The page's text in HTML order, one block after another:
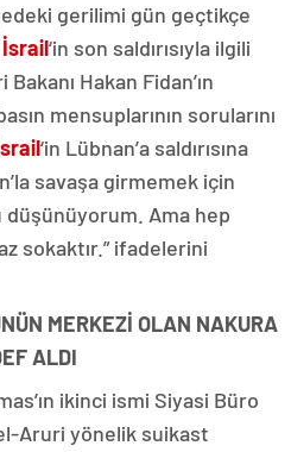
gerilimi gün geçtikçe
İsrail‘in son saldırısıyla ilgili
Hakan Fidan’ın
mensuplarının sorularını
‘in Lübnan’a saldırısına
savaşa girmemek için
Ama hep
sokaktır.” ifadelerini
MERKEZİ OLAN NAKURA
ALDI
ikinci ismi Siyasi Büro
el-Aruri yönelik suikast